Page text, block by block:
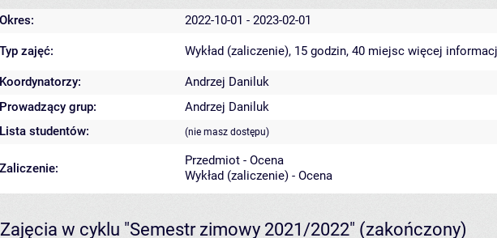
Okres: 2022-10-01 - 2023-02-01
Typ zajęć: Wykład (zaliczenie), 15 godzin, 40 miejsc więcej
Koordynatorzy:
Andrzej Daniluk
Prowadzący grup:
Andrzej Daniluk
Lista studentów:
(nie masz dostępu)
Zaliczenie:
Przedmiot - Ocena
Wykład (zaliczenie) - Ocena
Zajęcia w cyklu "Semestr zimowy 2021/2022" (zakończony)